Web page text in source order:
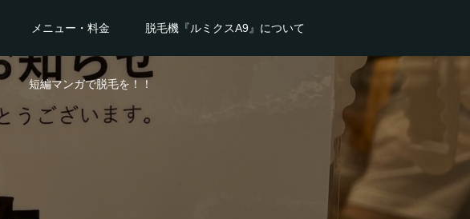
メニュー・料金 脱毛機『ルミクスA9』について
短編マンガで脱毛を！！